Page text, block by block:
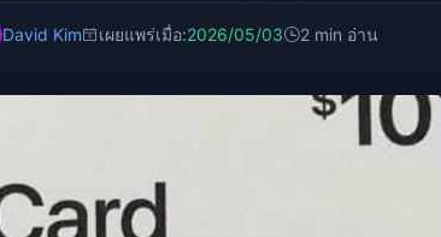
David Kim เผยแพร่เมื่อ:2026/05/03 2 min อ่าน